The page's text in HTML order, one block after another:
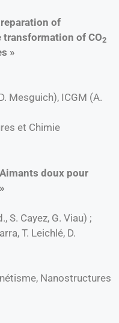
of
of CO2
»
Mesguich), ICGM (A.
et Chimie
doux pour
S. Cayez, G. Viau) ;
T. Leichlé, D.
Nanostructures